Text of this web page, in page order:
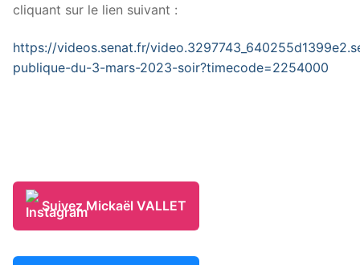
cliquant sur le lien suivant :
https://videos.senat.fr/
publique-du-3-mars-2023-soir?timecode=2254000
Suivez Mickaël VALLET